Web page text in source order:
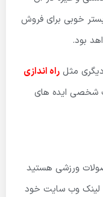
خوبی برای فروش
بود.
مثل راه اندازی
شخصی ایده های
ورزشی هستید
لینک وب سایت خود